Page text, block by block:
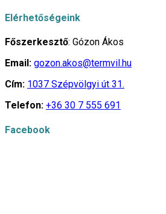
Elérhetőségeink
Főszerkesztő: Gózon Ákos
Email: gozon.akos@termvil.hu
Cím: 1037 Szépvölgyi út 31.
Telefon: +36 30 7 555 691
Facebook